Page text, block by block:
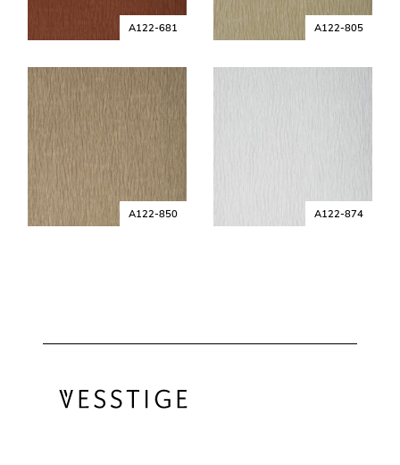
A122-681 A122-805
A122-850 A122-874